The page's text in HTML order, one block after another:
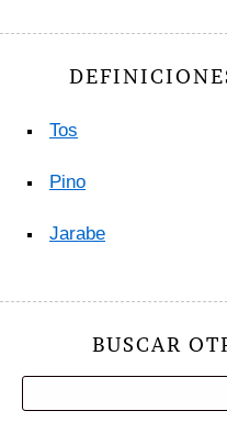
Tos
Pino
Jarabe
BUSCAR